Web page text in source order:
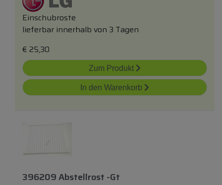
Einschubroste
lieferbar innerhalb von 3 Tagen
€ 25,30
Zum Produkt
In den Warenkorb
396209 Abstellrost -gt